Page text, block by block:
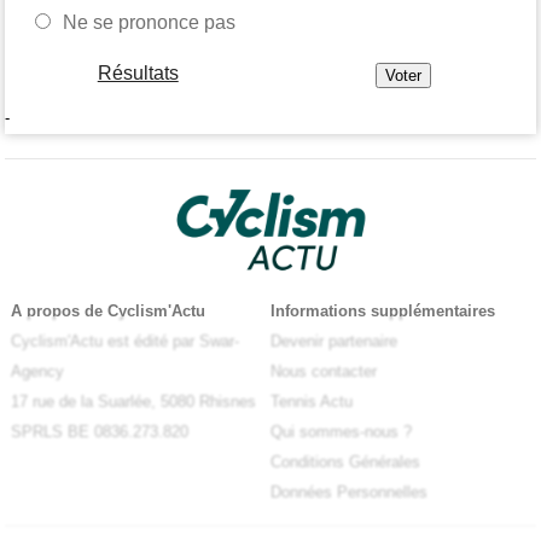
Ne se prononce pas
Résultats
-
A propos de Cyclism'Actu
Cyclism'Actu est édité par Swar-
Agency
17 rue de la Suarlée, 5080 Rhisnes
SPRLS BE 0836.273.820
Informations supplémentaires
Devenir partenaire
Nous contacter
Tennis Actu
Qui sommes-nous ?
Conditions Générales
Données Personnelles